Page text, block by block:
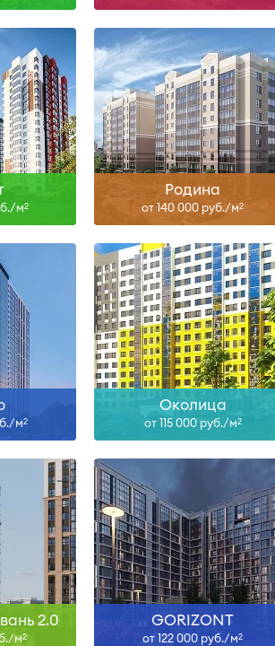
м2
Родина
от 140 000 руб./м2
м2
Околица
от 115 000 руб./м2
IV-26, IV-27, I-28
Узнать больше
2.0
м2
GORIZONT
от 122 000 руб./м2
II-28
Узнать больше
II-27
Узнать больше